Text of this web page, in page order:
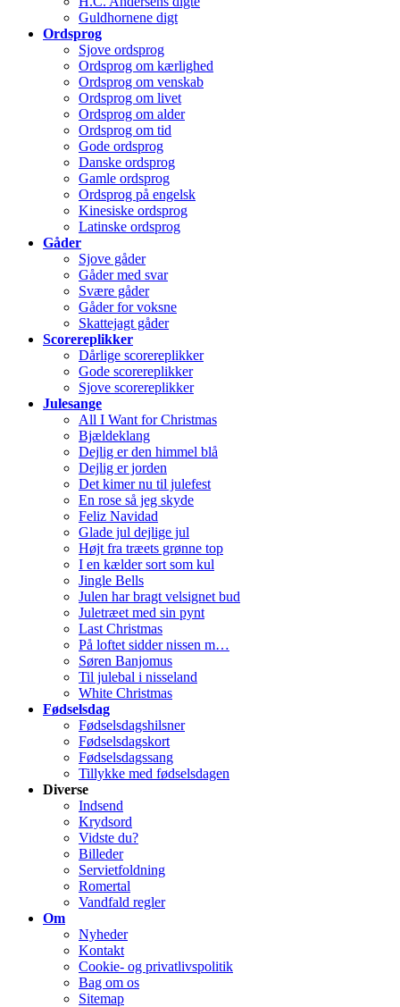
Guldhornene digt
Ordsprog
Sjove ordsprog
Ordsprog om kærlighed
Ordsprog om venskab
Ordsprog om livet
Ordsprog om alder
Ordsprog om tid
Gode ordsprog
Danske ordsprog
Gamle ordsprog
Ordsprog på engelsk
Kinesiske ordsprog
Latinske ordsprog
Gåder
Sjove gåder
Gåder med svar
Svære gåder
Gåder for voksne
Skattejagt gåder
Scorereplikker
Dårlige scorereplikker
Gode scorereplikker
Sjove scorereplikker
Julesange
All I Want for Christmas
Bjældeklang
Dejlig er den himmel blå
Dejlig er jorden
Det kimer nu til julefest
En rose så jeg skyde
Feliz Navidad
Glade jul dejlige jul
Højt fra træets grønne top
I en kælder sort som kul
Jingle Bells
Julen har bragt velsignet bud
Juletræet med sin pynt
Last Christmas
På loftet sidder nissen m…
Søren Banjomus
Til julebal i nisseland
White Christmas
Fødselsdag
Fødselsdagshilsner
Fødselsdagskort
Fødselsdagssang
Tillykke med fødselsdagen
Diverse
Indsend
Krydsord
Vidste du?
Billeder
Servietfoldning
Romertal
Vandfald regler
Om
Nyheder
Kontakt
Cookie- og privatlivspolitik
Bag om os
Sitemap